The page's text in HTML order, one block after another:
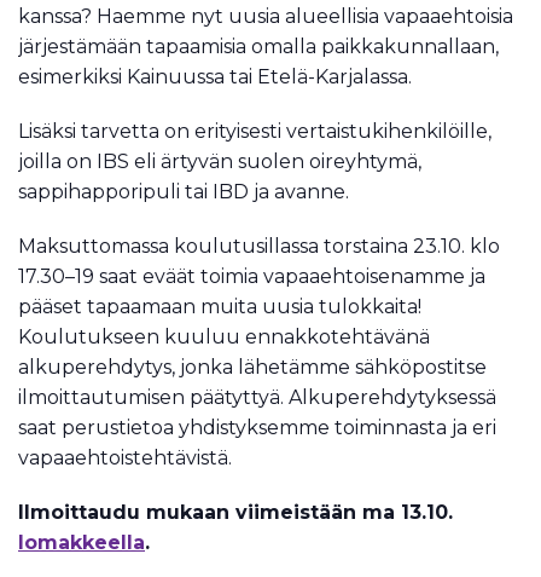
kanssa? Haemme nyt uusia alueellisia vapaaehtoisia
järjestämään tapaamisia omalla paikkakunnallaan,
esimerkiksi Kainuussa tai Etelä-Karjalassa.
Lisäksi tarvetta on erityisesti vertaistukihenkilöille,
joilla on IBS eli ärtyvän suolen oireyhtymä,
sappihapporipuli tai IBD ja avanne.
Maksuttomassa koulutusillassa torstaina 23.10. klo
17.30–19 saat eväät toimia vapaaehtoisenamme ja
pääset tapaamaan muita uusia tulokkaita!
Koulutukseen kuuluu ennakkotehtävänä
alkuperehdytys, jonka lähetämme sähköpostitse
ilmoittautumisen päätyttyä. Alkuperehdytyksessä
saat perustietoa yhdistyksemme toiminnasta ja eri
vapaaehtoistehtävistä.
Ilmoittaudu mukaan viimeistään ma 13.10.
lomakkeella.